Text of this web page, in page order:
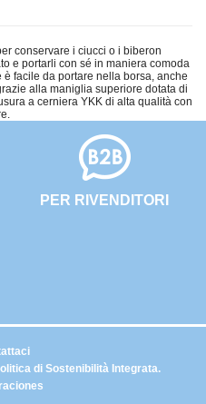
conservare i ciucci o i biberon
e portarli con sé in maniera comoda
facile da portare nella borsa, anche
alla maniglia superiore dotata di
a cerniera YKK di alta qualità con
PER RIVENDITORI
di Sostenibilità Integrata.